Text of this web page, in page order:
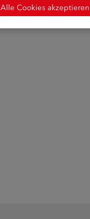
Alle Cookies akzeptieren